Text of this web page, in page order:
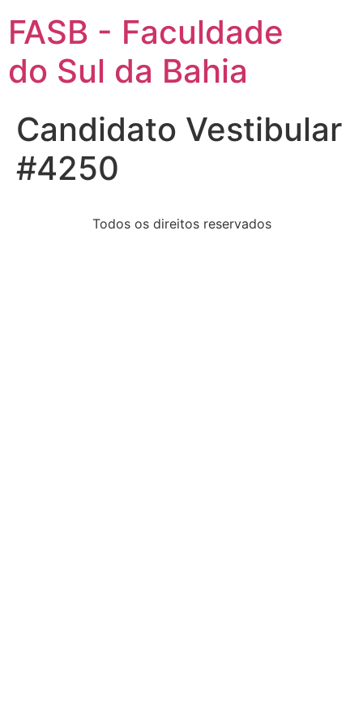
FASB - Faculdade
do Sul da Bahia
Candidato Vestibular
#4250
Todos os direitos reservados